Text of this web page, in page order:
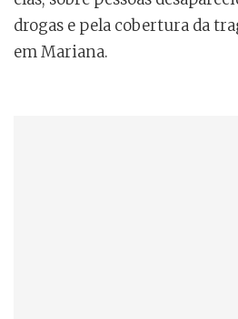
drogas e pela cobertura da
em Mariana.